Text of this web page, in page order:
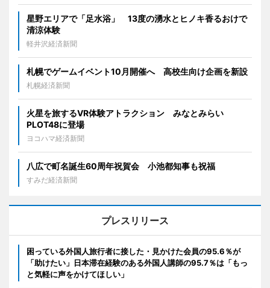
星野エリアで「足水浴」 13度の湧水とヒノキ香るおけで
清涼体験
軽井沢経済新聞
札幌でゲームイベント10月開催へ 高校生向け企画を新設
札幌経済新聞
火星を旅するVR体験アトラクション みなとみらい
PLOT48に登場
ヨコハマ経済新聞
八広で町名誕生60周年祝賀会 小池都知事も祝福
すみだ経済新聞
プレスリリース
困っている外国人旅行者に接した・見かけた会員の95.6％が
「助けたい」日本滞在経験のある外国人講師の95.7％は「もっ
と気軽に声をかけてほしい」